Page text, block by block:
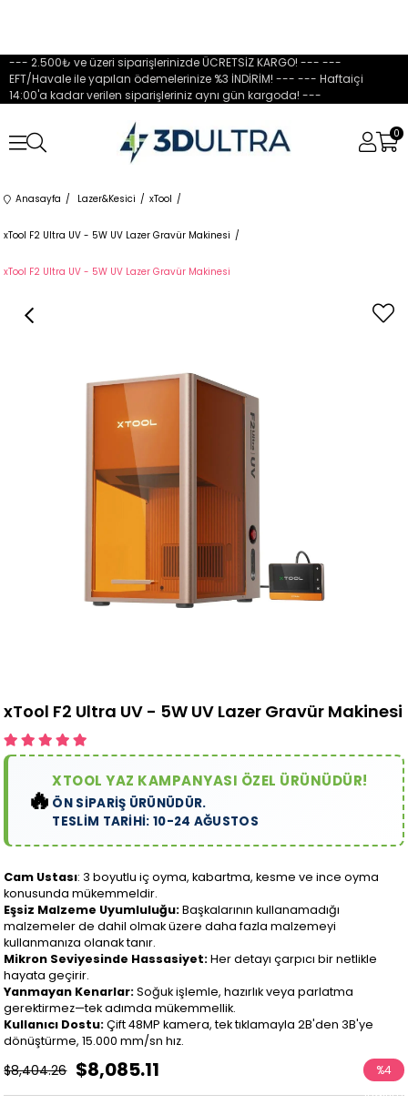
--- 2.500₺ ve üzeri siparişlerinizde ÜCRETSİZ KARGO! --- ---
EFT/Havale ile yapılan ödemelerinize %3 İNDİRİM! --- --- Haftaiçi
14:00'a kadar verilen siparişleriniz aynı gün kargoda! ---
0
Anasayfa Lazer&Kesici xTool
xTool F2 Ultra UV - 5W UV Lazer Gravür Makinesi
xTool F2 Ultra UV - 5W UV Lazer Gravür Makinesi
xTool F2 Ultra UV - 5W UV Lazer Gravür Makinesi
🔥
XTOOL YAZ KAMPANYASI ÖZEL ÜRÜNÜDÜR!
ÖN SİPARİŞ ÜRÜNÜDÜR.
TESLİM TARİHİ: 10-24 AĞUSTOS
Cam Ustası: 3 boyutlu iç oyma, kabartma, kesme ve ince oyma
konusunda mükemmeldir.
Eşsiz Malzeme Uyumluluğu:Başkalarının kullanamadığı
malzemeler de dahil olmak üzere daha fazla malzemeyi
kullanmanıza olanak tanır.
Mikron Seviyesinde Hassasiyet:Her detayı çarpıcı bir netlikle
hayata geçirir.
Yanmayan Kenarlar:Soğuk işlemle, hazırlık veya parlatma
gerektirmez—tek adımda mükemmellik.
Kullanıcı Dostu:Çift 48MP kamera, tek tıklamayla 2B'den 3B'ye
dönüştürme, 15.000 mm/sn hız.
$8,404.26 $8,085.11 %4
İndirim